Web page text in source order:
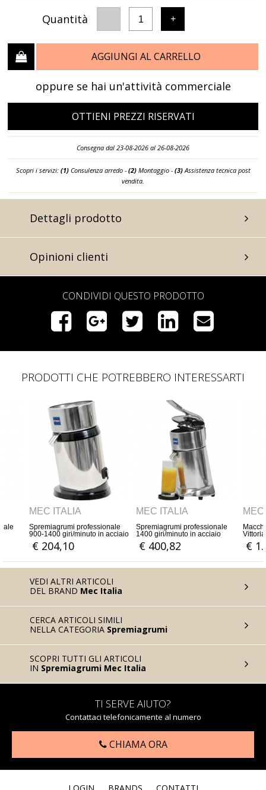
Quantità 1 +
AGGIUNGI AL CARRELLO
oppure se hai un'attività commerciale
OTTIENI PREZZI RISERVATI
Consegna dal 23-08-2026 al 26-08-2026
Scopri i servizi: (1)Consulenza arredo - (2)Montaggio - (3)Assistenza tecnica post
vendita.
Dettagli prodotto
Opinioni clienti
CONDIVIDI QUESTO PRODOTTO
PRODOTTI CHE POTREBBERO INTERESSARTI
MEC ITALIA
Spremiagrumi professionale
900-1400 giri/minuto in acciaio
€ 204,10
MEC ITALIA
Spremiagrumi professionale
1400 giri/minuto in acciaio
€ 400,82 €
VEDI ALTRI ARTICOLI
DEL BRAND Mec Italia
CERCA ARTICOLI SIMILI
NELLA CATEGORIA Spremiagrumi
SCOPRI TUTTI GLI ARTICOLI
IN Spremiagrumi Mec Italia
TI SERVE AIUTO?
Contattaci telefonicamente al numero
CHIAMA ORA